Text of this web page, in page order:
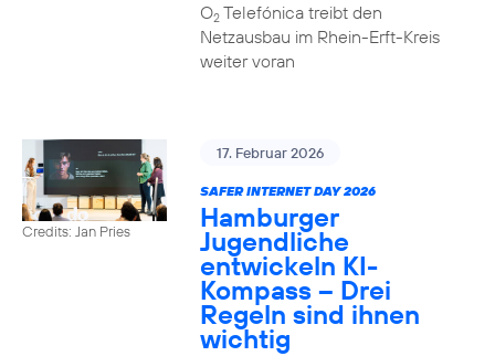
O2Telefónica treibt den
Netzausbau im Rhein-Erft-Kreis
weiter voran
Credits: Jan Pries
17. Februar 2026
SAFER INTERNET DAY 2026
Hamburger
Jugendliche
entwickeln KI-
Kompass – Drei
Regeln sind ihnen
wichtig